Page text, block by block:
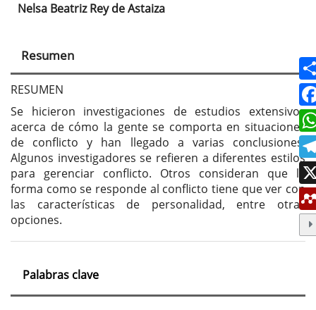
Contenido
principal
del
artículo
Nelsa Beatriz Rey de Astaiza
Resumen
RESUMEN
Se hicieron investigaciones de estudios extensivos
acerca de cómo la gente se comporta en situaciones
de conflicto y han llegado a varias conclusiones.
Algunos investigadores se refieren a diferentes estilos
para gerenciar conflicto. Otros consideran que la
forma como se responde al conflicto tiene que ver con
las características de personalidad, entre otras
opciones.
Palabras clave